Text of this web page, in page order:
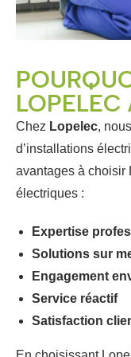
LOPELEC
Chez Lopelec,
d’installations
avantages à choisir
électriques :
Expertise
Solutions sur
Engagement
Service réactif
Satisfaction